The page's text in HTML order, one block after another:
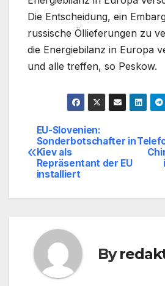
Die Entscheidung, ein
russische Öllieferungen zu
die Energiebilanz in Europa
und alle treffen, so Peskow.
EU-Slovenien:
Sonderbotschafter in
Kiev als
Repräsentant der EU
installiert
By